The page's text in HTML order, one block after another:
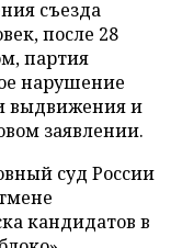
съезда
после 28
партия
нарушение
выдвижения и
заявлении.
суд России
кандидатов в